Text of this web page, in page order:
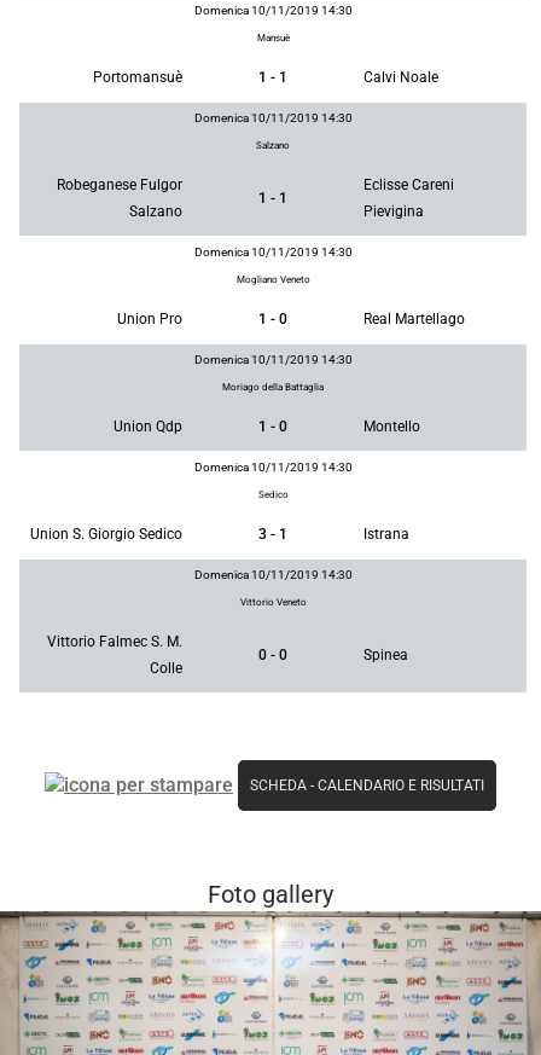
Domenica 10/11/2019 14:30
Mansuè
Portomansuè 1 - 1 Calvi Noale
Domenica 10/11/2019 14:30
Salzano
Robeganese Fulgor
Salzano
1 - 1
Eclisse Careni
Pievigina
Domenica 10/11/2019 14:30
Mogliano Veneto
Union Pro 1 - 0 Real Martellago
Domenica 10/11/2019 14:30
Moriago della Battaglia
Union Qdp 1 - 0 Montello
Domenica 10/11/2019 14:30
Sedico
Union S. Giorgio Sedico 3 - 1 Istrana
Domenica 10/11/2019 14:30
Vittorio Veneto
Vittorio Falmec S. M.
Colle
0 - 0 Spinea
SCHEDA - CALENDARIO E RISULTATI
Foto gallery